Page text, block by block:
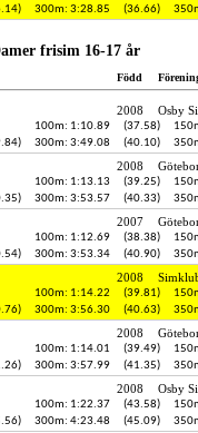
300m: 3:28.85 (36.66)
frisim 16-17 år
Född
2008 Osby
100m: 1:10.89 (37.58)
300m: 3:49.08 (40.10)
2008
100m: 1:13.13 (39.25)
300m: 3:53.57 (40.33)
2007
100m: 1:12.69 (38.38)
300m: 3:53.34 (40.90)
2008
100m: 1:14.22 (39.81)
300m: 3:56.30 (40.63)
2008
100m: 1:14.01 (39.49)
300m: 3:57.99 (41.35)
2008 Osby
100m: 1:22.37 (43.58)
300m: 4:23.48 (45.09)